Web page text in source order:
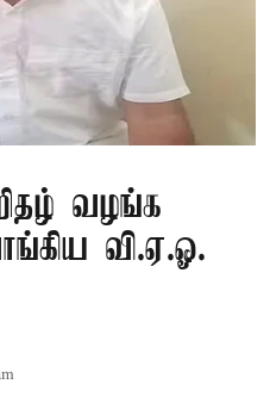
வழங்க
வி.ஏ.ஓ.